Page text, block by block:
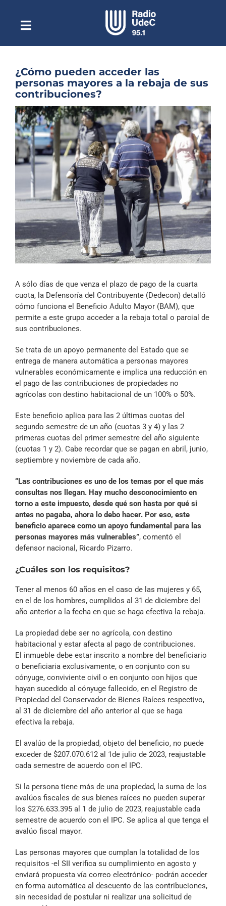
contenidoToggle
NavigationEscuchar Radio UdeC en vivo
Quiénes Somos
Programación
Podcast
Noticias
Reportajes
Columnas
Música Clásica
Especiales
Archivo Sonoro
¿Cómo pueden acceder las
personas mayores a la rebaja de sus
contribuciones?
Ver
imagen
más
grande
A sólo días de que venza el plazo de pago de la cuarta
cuota, la Defensoría del Contribuyente (Dedecon) detalló
cómo funciona el Beneficio Adulto Mayor (BAM), que
permite a este grupo acceder a la rebaja total o parcial de
sus contribuciones.
Se trata de un apoyo permanente del Estado que se
entrega de manera automática a personas mayores
vulnerables económicamente e implica una reducción en
el pago de las contribuciones de propiedades no
agrícolas con destino habitacional de un 100% o 50%.
Este beneficio aplica para las 2 últimas cuotas del
segundo semestre de un año (cuotas 3 y 4) y las 2
primeras cuotas del primer semestre del año siguiente
(cuotas 1 y 2). Cabe recordar que se pagan en abril, junio,
septiembre y noviembre de cada año.
“Las contribuciones es uno de los temas por el que más
consultas nos llegan. Hay mucho desconocimiento en
torno a este impuesto, desde qué son hasta por qué si
antes no pagaba, ahora lo debo hacer. Por eso, este
beneficio aparece como un apoyo fundamental para las
personas mayores más vulnerables”, comentó el
defensor nacional, Ricardo Pizarro.
¿Cuáles son los requisitos?
Tener al menos 60 años en el caso de las mujeres y 65,
en el de los hombres, cumplidos al 31 de diciembre del
año anterior a la fecha en que se haga efectiva la rebaja.
La propiedad debe ser no agrícola, con destino
habitacional y estar afecta al pago de contribuciones.
El inmueble debe estar inscrito a nombre del beneficiario
o beneficiaria exclusivamente, o en conjunto con su
cónyuge, conviviente civil o en conjunto con hijos que
hayan sucedido al cónyuge fallecido, en el Registro de
Propiedad del Conservador de Bienes Raíces respectivo,
al 31 de diciembre del año anterior al que se haga
efectiva la rebaja.
El avalúo de la propiedad, objeto del beneficio, no puede
exceder de $207.070.612 al 1de julio de 2023, reajustable
cada semestre de acuerdo con el IPC.
Si la persona tiene más de una propiedad, la suma de los
avalúos fiscales de sus bienes raíces no pueden superar
los $276.633.395 al 1 de julio de 2023, reajustable cada
semestre de acuerdo con el IPC. Se aplica al que tenga el
avalúo fiscal mayor.
Las personas mayores que cumplan la totalidad de los
requisitos -el SII verifica su cumplimiento en agosto y
enviará propuesta vía correo electrónico- podrán acceder
en forma automática al descuento de las contribuciones,
sin necesidad de postular ni realizar una solicitud de